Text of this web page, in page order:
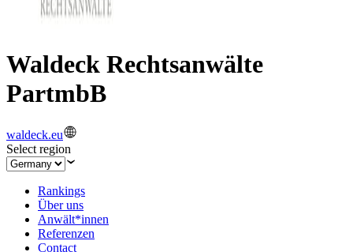
Waldeck Rechtsanwälte
PartmbB
waldeck.eu
Select region
Rankings
Über uns
Anwält*innen
Referenzen
Contact